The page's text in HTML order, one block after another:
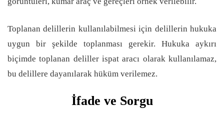
Toplanan delillerin kullanılabilmesi için delillerin hukuka
uygun bir şekilde toplanması gerekir. Hukuka aykırı
biçimde toplanan deliller ispat aracı olarak kullanılamaz,
bu delillere dayanılarak hüküm verilemez.
İfade ve Sorgu